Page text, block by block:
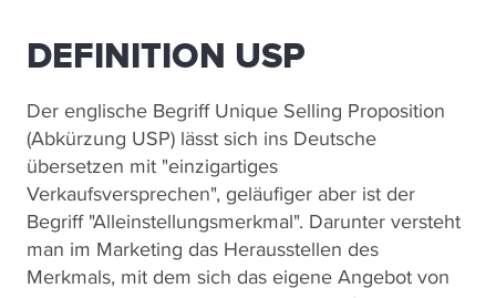
DEFINITION USP
Der englische Begriff Unique Selling Proposition
(Abkürzung USP) lässt sich ins Deutsche
übersetzen mit "einzigartiges
Verkaufsversprechen", geläufiger aber ist der
Begriff "Alleinstellungsmerkmal". Darunter versteht
man im Marketing das Herausstellen des
Merkmals, mit dem sich das eigene Angebot von